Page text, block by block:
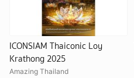
ICONSIAM Thaiconic Loy
Krathong 2025
Amazing Thailand